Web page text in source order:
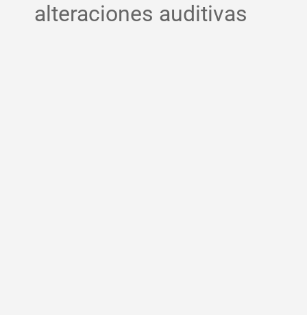
alteraciones auditivas